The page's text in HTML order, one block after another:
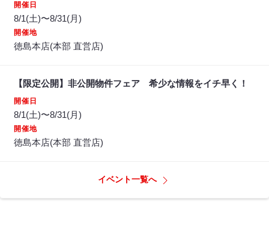
開催日
8/1(土)〜8/31(月)
開催地
徳島本店(本部 直営店)
【限定公開】非公開物件フェア 希少な情報をイチ早く！
開催日
8/1(土)〜8/31(月)
開催地
徳島本店(本部 直営店)
イベント一覧へ